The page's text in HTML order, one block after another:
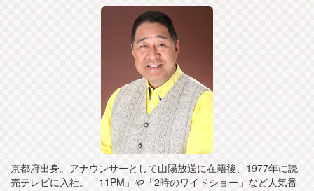
京都府出身。アナウンサーとして山陽放送に在籍後、1977年に読
売テレビに入社。「11PM」や「2時のワイドショー」など人気番